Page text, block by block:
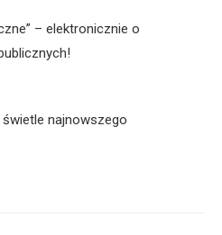
– elektronicznie o
najnowszego